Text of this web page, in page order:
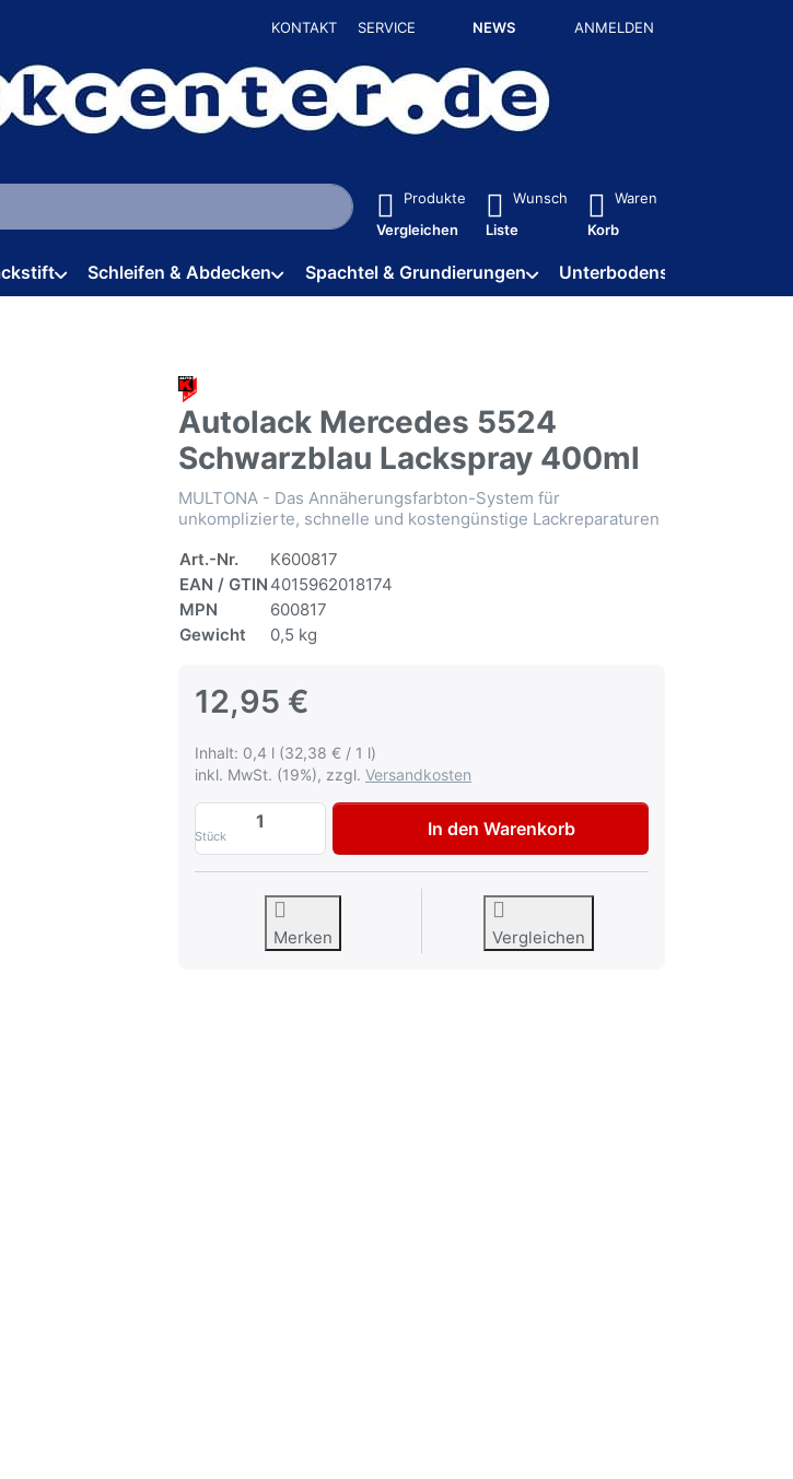
KONTAKT SERVICE NEWS ANMELDEN
Sie tippen, erscheinen automatisch erste Ergebnisse. Drücken Sie die Eingabetaste, um alle
Produkte
Vergleichen
Wunsch
Liste
Waren
Korb
Schleifen & Abdecken Spachtel & Grundierungen Unterbodenschutz / HV
Autolack Mercedes 5524
Schwarzblau Lackspray 400ml
MULTONA - Das Annäherungsfarbton-System für
unkomplizierte, schnelle und kostengünstige Lackreparaturen
Art.-Nr.
K600817
EAN / GTIN 4015962018174
MPN
600817
Gewicht
0,5 kg
12,95 €
Inhalt: 0,4 l (32,38 € / 1 l)
inkl. MwSt. (19%), zzgl. Versandkosten
Stück
Autolack Mercedes 5524 Schwarzblau Lackspray 400ml zu
In den Warenkorb
Merken Vergleichen